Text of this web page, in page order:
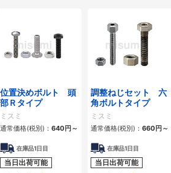
位置決めボルト 頭
部Ｒタイプ
ミスミ
通常価格(税別)： 640円～
在庫品1日目
当日出荷可能
調整ねじセット 六
角ボルトタイプ
ミスミ
通常価格(税別)： 660円～
在庫品1日目
当日出荷可能